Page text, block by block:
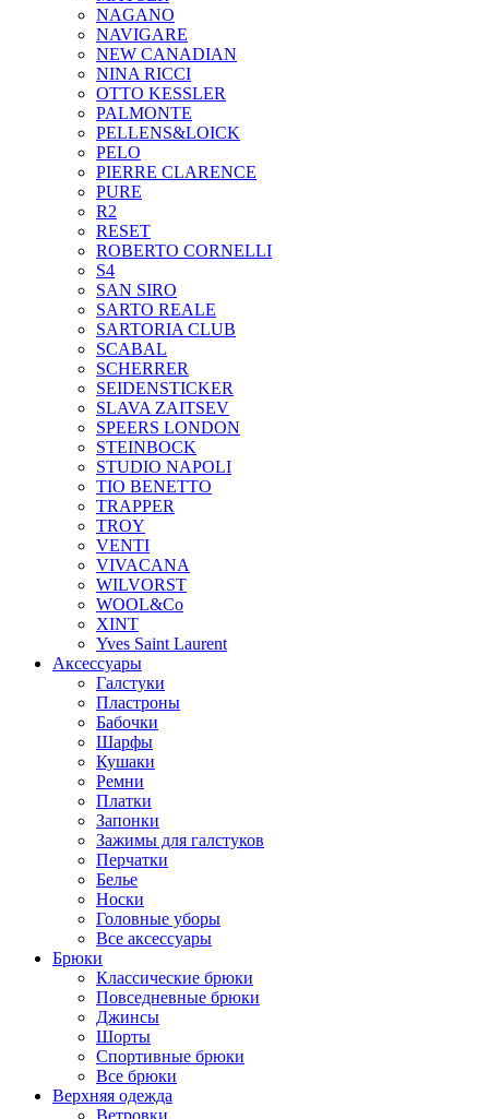
NAGANO
NAVIGARE
NEW CANADIAN
NINA RICCI
OTTO KESSLER
PALMONTE
PELLENS&LOICK
PELO
PIERRE CLARENCE
PURE
R2
RESET
ROBERTO CORNELLI
S4
SAN SIRO
SARTO REALE
SARTORIA CLUB
SCABAL
SCHERRER
SEIDENSTICKER
SLAVA ZAITSEV
SPEERS LONDON
STEINBOCK
STUDIO NAPOLI
TIO BENETTO
TRAPPER
TROY
VENTI
VIVACANA
WILVORST
WOOL&Co
XINT
Yves Saint Laurent
Аксессуары
Галстуки
Пластроны
Бабочки
Шарфы
Кушаки
Ремни
Платки
Запонки
Зажимы для галстуков
Перчатки
Белье
Носки
Головные уборы
Все аксессуары
Брюки
Классические брюки
Повседневные брюки
Джинсы
Шорты
Спортивные брюки
Все брюки
Верхняя одежда
Ветровки